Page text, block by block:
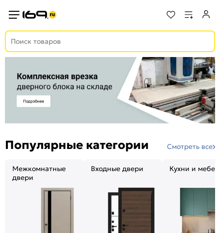
Популярные категории Смотреть все
Межкомнатные
двери
Входные двери Кухни и